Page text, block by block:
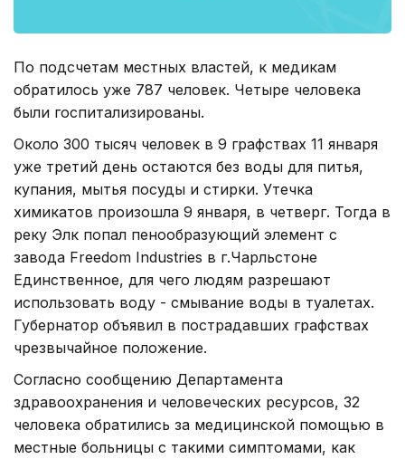
По подсчетам местных властей, к медикам
обратилось уже 787 человек. Четыре человека
были госпитализированы.
Около 300 тысяч человек в 9 графствах 11 января
уже третий день остаются без воды для питья,
купания, мытья посуды и стирки. Утечка
химикатов произошла 9 января, в четверг. Тогда в
реку Элк попал пенообразующий элемент с
завода Freedom Industries в г.Чарльстоне
Единственное, для чего людям разрешают
использовать воду - смывание воды в туалетах.
Губернатор объявил в пострадавших графствах
чрезвычайное положение.
Согласно сообщению Департамента
здравоохранения и человеческих ресурсов, 32
человека обратились за медицинской помощью в
местные больницы с такими симптомами, как